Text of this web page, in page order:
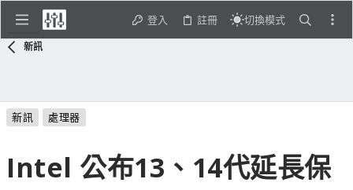
登入 註冊 切換模式
新訊
新訊 處理器
Intel 公布13、14代延長保